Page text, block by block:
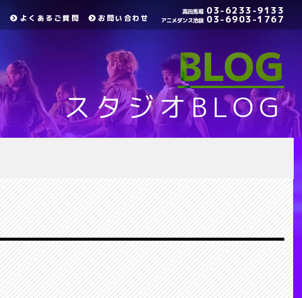
よくあるご質問 お問い合わせ
高田馬場 03-6233-9133
アニメダンス池袋 03-6903-1767
BLOG
スタジオBLOG